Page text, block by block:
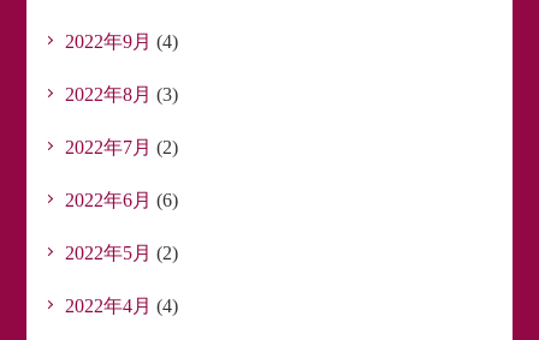
2022年9月 (4)
2022年8月 (3)
2022年7月 (2)
2022年6月 (6)
2022年5月 (2)
2022年4月 (4)